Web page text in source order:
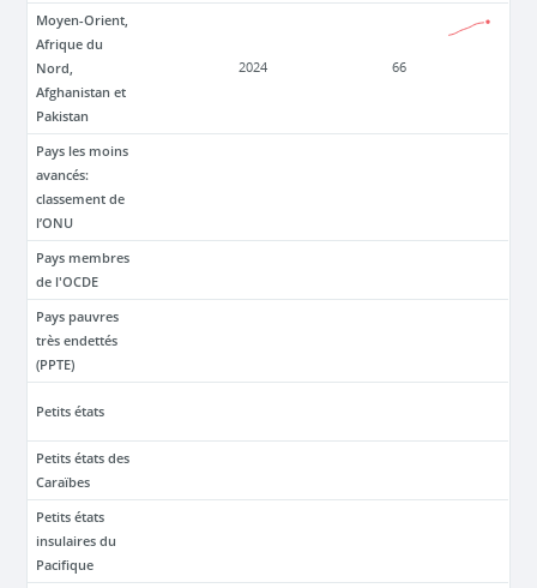
Moyen-Orient,
Afrique du
Nord,
Afghanistan et
Pakistan
2024 66
Pays les moins
avancés:
classement de
l’ONU
Pays membres
de l'OCDE
Pays pauvres
très endettés
(PPTE)
Petits états
Petits états des
Caraïbes
Petits états
insulaires du
Pacifique